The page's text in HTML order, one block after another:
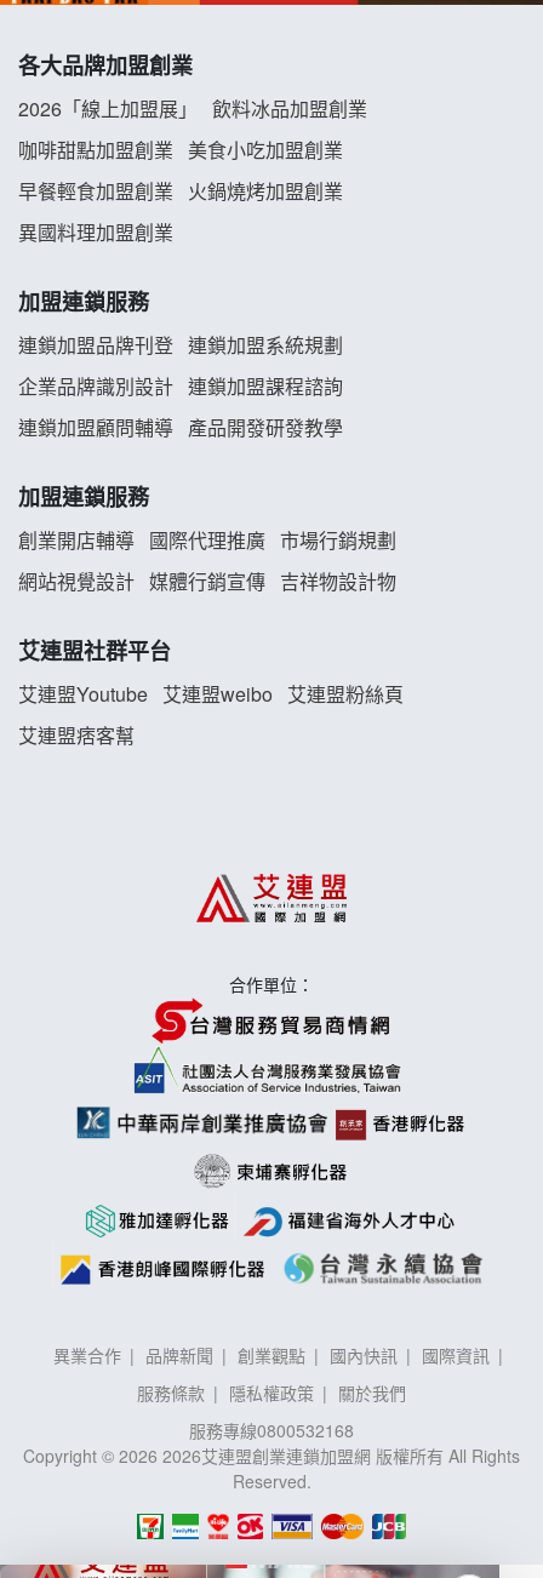
阿性情趣無人販售所加盟明會
龍涎居好湯加盟說明會
舒油頭加盟說明會
義氣豐發雞加盟說明會
Mr.Wish加盟說明會
TEA TOP加盟說明會
珍好味臭臭鍋加盟說明會
藍象廷泰式火鍋加盟說明會
莫尼早餐Morni加盟說明會
各大品牌加盟創業
2026「線上加盟展」
飲料冰品加盟創業
咖啡甜點加盟創業
美食小吃加盟創業
早餐輕食加盟創業
火鍋燒烤加盟創業
異國料理加盟創業
加盟連鎖服務
連鎖加盟品牌刊登 連鎖加盟系統規劃
企業品牌識別設計 連鎖加盟課程諮詢
連鎖加盟顧問輔導 產品開發研發教學
加盟連鎖服務
創業開店輔導 國際代理推廣 市場行銷規劃
網站視覺設計 媒體行銷宣傳 吉祥物設計物
艾連盟社群平台
艾連盟Youtube 艾連盟weibo
艾連盟粉絲頁
艾連盟痞客幫
合作單位：
異業合作 品牌新聞 創業觀點 國內快訊
國際資訊
服務條款
隱私權政策
關於我們
服務專線0800532168
Copyright © 2026 2026艾連盟創業連鎖加盟網 版權所有 All Rights
Reserved.